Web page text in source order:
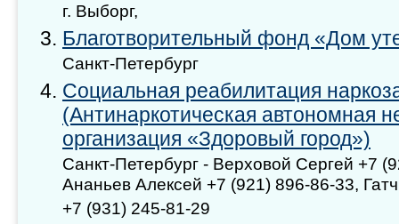
г. Выборг,
Благотворительный фонд «Дом
Санкт-Петербург
Социальная реабилитация
(Антинаркотическая автономная
организация «Здоровый город»)
Санкт-Петербург - Верховой Сергей +7
Ананьев Алексей +7 (921) 896-86-33,
+7 (931) 245-81-29